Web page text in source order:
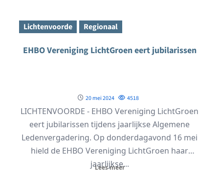
Lichtenvoorde Regionaal
EHBO Vereniging LichtGroen eert jubilarissen
20 mei 2024 4518
LICHTENVOORDE - EHBO Vereniging LichtGroen
eert jubilarissen tijdens jaarlijkse Algemene
Ledenvergadering. Op donderdagavond 16 mei
hield de EHBO Vereniging LichtGroen haar
jaarlijkse...
Lees meer